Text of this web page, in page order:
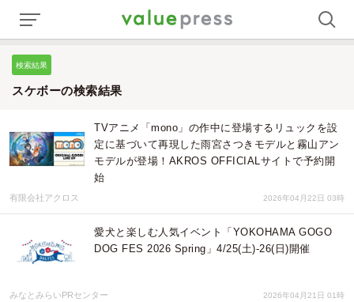
検索結果
スケボーの検索結果
TVアニメ「mono」の作中に登場するリュックを設
定に基づいて再現した雨宮さつきモデルと霧山アン
モデルが登場！AKROS OFFICIALサイトで予約開
始
有限会社アクロス 2026年04月22日 03時
愛犬と楽しむ人気イベント「YOKOHAMA GOGO
DOG FES 2026 Spring」4/25(土)-26(日)開催
みなとみらいPRセンター 2026年04月21日 01時